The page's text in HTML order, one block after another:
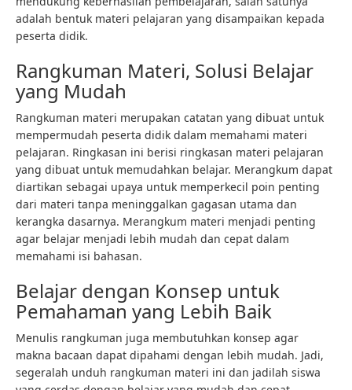
adalah bentuk materi pelajaran yang disampaikan kepada
peserta didik.
Rangkuman Materi, Solusi Belajar
yang Mudah
Rangkuman materi merupakan catatan yang dibuat untuk
mempermudah peserta didik dalam memahami materi
pelajaran. Ringkasan ini berisi ringkasan materi pelajaran
yang dibuat untuk memudahkan belajar. Merangkum dapat
diartikan sebagai upaya untuk memperkecil poin penting
dari materi tanpa meninggalkan gagasan utama dan
kerangka dasarnya. Merangkum materi menjadi penting
agar belajar menjadi lebih mudah dan cepat dalam
memahami isi bahasan.
Belajar dengan Konsep untuk
Pemahaman yang Lebih Baik
Menulis rangkuman juga membutuhkan konsep agar
makna bacaan dapat dipahami dengan lebih mudah. Jadi,
segeralah unduh rangkuman materi ini dan jadilah siswa